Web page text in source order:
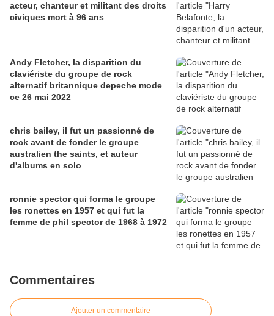
acteur, chanteur et militant des droits
civiques mort à 96 ans
Andy Fletcher, la disparition du
claviériste du groupe de rock
alternatif britannique depeche mode
ce 26 mai 2022
chris bailey, il fut un passionné de
rock avant de fonder le groupe
australien the saints, et auteur
d'albums en solo
ronnie spector qui forma le groupe
les ronettes en 1957 et qui fut la
femme de phil spector de 1968 à 1972
Commentaires
Ajouter un commentaire